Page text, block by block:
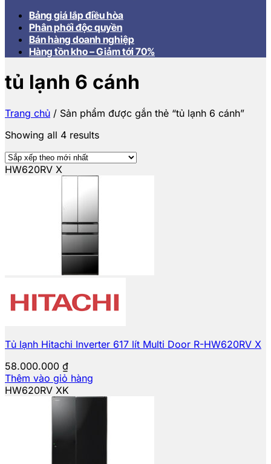
Bảng giá lắp điều hòa
Phân phối độc quyền
Bán hàng doanh nghiệp
Hàng tồn kho – Giảm tới 70%
tủ lạnh 6 cánh
Trang chủ / Sản phẩm được gắn thẻ “tủ lạnh 6 cánh”
Showing all 4 results
HW620RV X
Tủ lạnh Hitachi Inverter 617 lít Multi Door R-HW620RV X
58.000.000 ₫
Thêm vào giỏ hàng
HW620RV XK